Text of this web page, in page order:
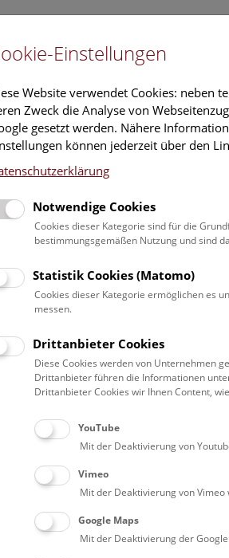
Forschung
Mag.
Anatole Patzak
Position:
Sammlungsmanagement
Einstellungen
Website verwendet Cookies: neben
Zweck die Analyse von
gesetzt werden. Nähere
können jederzeit über den
Notwendige Cookies
Cookies dieser Kategorie sind für die
bestimmungsgemäßen Nutzung und sind
Statistik Cookies (Matomo)
Cookies dieser Kategorie ermöglichen es
messen.
Drittanbieter Cookies
Diese Cookies werden von Unternehmen
Drittanbieter führen die Informationen
Drittanbieter Cookies wir Ihnen Content,
YouTube
Mit der Deaktivierung von
Vimeo
Mit der Deaktivierung von
Google Maps
Mit der Deaktivierung der